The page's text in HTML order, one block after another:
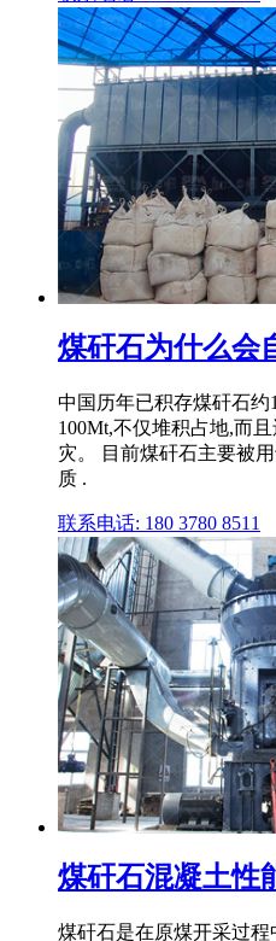
煤矸石为什么会
中国历年已积存煤矸石约
100Mt,不仅堆积占地,而
灾。 目前煤矸石主要被
质 .
联系电话: 180 3780 8511
煤矸石混凝土性
煤矸石是在原煤开采过